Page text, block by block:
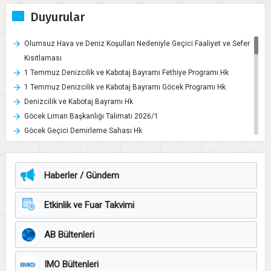
Duyurular
Olumsuz Hava ve Deniz Koşulları Nedeniyle Geçici Faaliyet ve Sefer
Kısıtlaması
1 Temmuz Denizcilik ve Kabotaj Bayramı Fethiye Programı Hk
1 Temmuz Denizcilik ve Kabotaj Bayramı Göcek Programı Hk.
Denizcilik ve Kabotaj Bayramı Hk
Göcek Liman Başkanlığı Talimatı 2026/1
Göcek Geçici Demirleme Sahası Hk
Göcek Açık Su Yüzme Yarışı Hk
Yelken Yarışları (02 Mayıs-6 Haziran 2026) Hk.
Geçici Demirleme Sahası
Ulusal Staj Programı Hk.
Yelken Yarışları (11-18 Ekim) Hk.
Sporfest Ölüdeniz Open Water Yüzme Yarışları Hk.
Altın Palet Sualtı Görüntüleme Türkiye Şampiyonası ve Milli Takım
Haberler / Gündem
Etkinlik ve Fuar Takvimi
AB Bültenleri
IMO Bültenleri